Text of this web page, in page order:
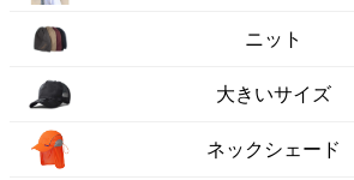
ニット
大きいサイズ
ネックシェード